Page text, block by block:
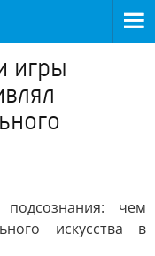
игры
чем
искусства в